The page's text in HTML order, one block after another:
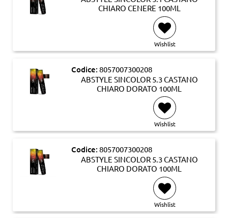
CHIARO CENERE 100ML
Wishlist
Codice: 8057007300208
ABSTYLE SINCOLOR 5.3 CASTANO
CHIARO DORATO 100ML
Wishlist
Codice: 8057007300208
ABSTYLE SINCOLOR 5.3 CASTANO
CHIARO DORATO 100ML
Wishlist